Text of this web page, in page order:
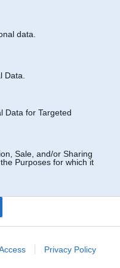
data.
Data.
Data for Targeted
Sale, and/or Sharing
Purposes for which it
Privacy Policy
rakstīja:
tagad(TDS'am) gribu uzlikt ar lielāku
plunžeris maksā virs 400e
vai jēga no oem, jo pats TDS un būris